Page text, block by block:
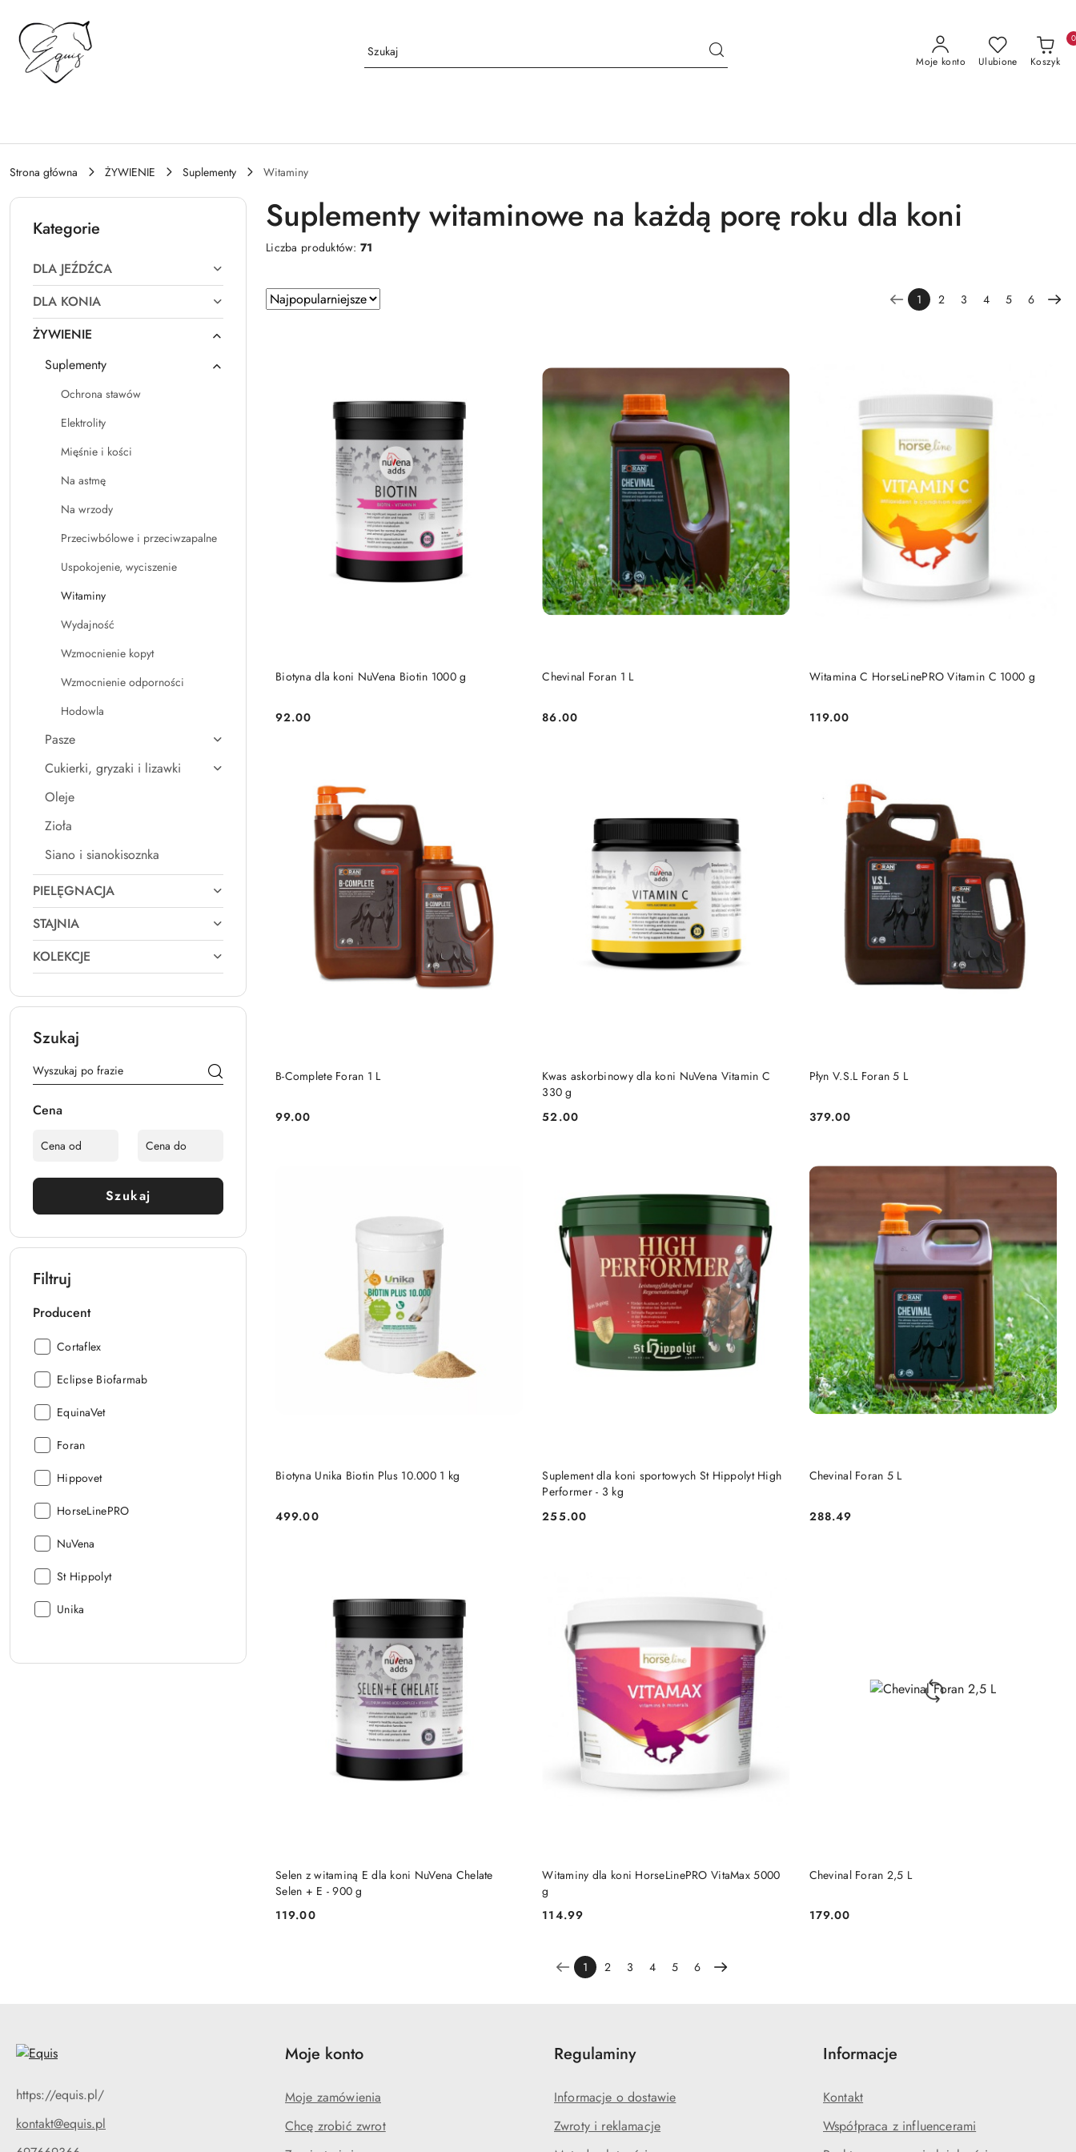
Przejdź do treści głównej
Przejdź do wyszukiwarki
Przejdź do moje konto
Przejdź do menu głównego
Przejdź do stopki
Moje konto Ulubione Koszyk
0
Strona główna ŻYWIENIE Suplementy Witaminy
Kategorie
DLA JEŹDŹCA
DLA KONIA
ŻYWIENIE
Suplementy
Ochrona stawów
Elektrolity
Mięśnie i kości
Na astmę
Na wrzody
Przeciwbólowe i przeciwzapalne
Uspokojenie, wyciszenie
Witaminy
Wydajność
Wzmocnienie kopyt
Wzmocnienie odporności
Hodowla
Pasze
Cukierki, gryzaki i lizawki
Oleje
Zioła
Siano i sianokisoznka
PIELĘGNACJA
STAJNIA
KOLEKCJE
Szukaj
Cena
Szukaj
Filtruj
Producent
Producent:
Cortaflex
Producent:
Eclipse Biofarmab
Producent:
EquinaVet
Producent:
Foran
Producent:
Hippovet
Producent:
HorseLinePRO
Producent:
NuVena
Producent:
St Hippolyt
Producent:
Unika
Suplementy witaminowe na każdą porę roku dla koni
Liczba produktów:71
Zastosowano
sortowanie:
Sortuj
według
1 2 3 4 5 6
Biotyna dla koni NuVena Biotin 1000 g
Cena:
92.00
DO KOSZYKA Chevinal Foran 1 L
Cena:
86.00
Witamina C HorseLinePRO Vitamin C 1000 g
Cena:
119.00
DO KOSZYKA
B-Complete Foran 1 L
Cena:
99.00
DO KOSZYKA
Kwas askorbinowy dla koni NuVena Vitamin C
330 g
Cena:
52.00
DO KOSZYKA Płyn V.S.L Foran 5 L
Cena:
379.00
Biotyna Unika Biotin Plus 10.000 1 kg
Cena:
499.00
DO KOSZYKA
Suplement dla koni sportowych St Hippolyt High
Performer - 3 kg
Cena:
255.00
DO KOSZYKA Chevinal Foran 5 L
Cena:
288.49
Selen z witaminą E dla koni NuVena Chelate
Selen + E - 900 g
Cena:
119.00
DO KOSZYKA
Witaminy dla koni HorseLinePRO VitaMax 5000
g
Cena:
114.99
DO KOSZYKA Chevinal Foran 2,5 L
Cena:
179.00
1 2 3 4 5 6
https://equis.pl/
kontakt@equis.pl
Moje konto
Moje zamówienia
Chcę zrobić zwrot
Regulaminy
Informacje o dostawie
Zwroty i reklamacje
Informacje
Kontakt
Współpraca z influencerami